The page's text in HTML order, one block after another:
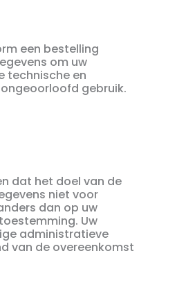
een bestelling
om uw
technische en
gebruik.
dat het doel van de
niet voor
dan op uw
Uw
administratieve
van de overeenkomst